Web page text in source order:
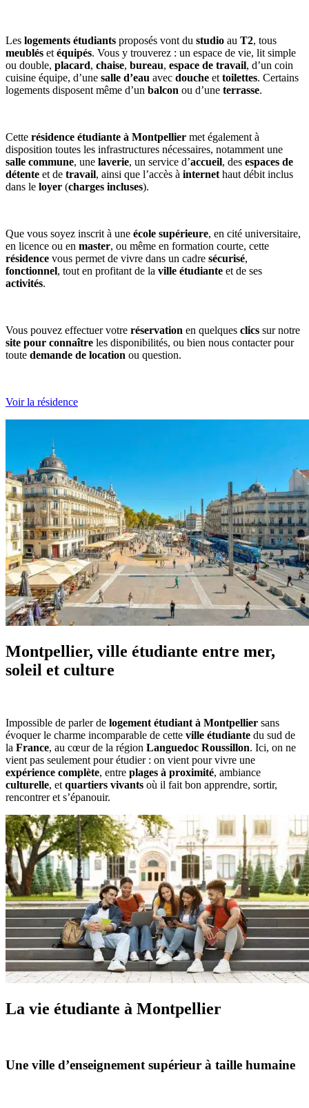
Les logements étudiants proposés vont du studio au T2, tous
meublés etéquipés. Vous y trouverez : un espace de vie, lit simple
ou double, placard, chaise, bureau, espace de travail, d’un coin
cuisine équipe, d’une salle d’eau avec douche ettoilettes. Certains
logements disposent même d’un balcon ou d’une terrasse.
Cette résidence étudiante à Montpellier met également à
disposition toutes les infrastructures nécessaires, notamment une
salle commune, une laverie, un service d’accueil, des espaces de
détente et de travail, ainsi que l’accès à internethaut débit inclus
dans le loyer (charges incluses).
Que vous soyez inscrit à une école supérieure, en cité universitaire,
en licence ou en master, ou même en formation courte, cette
résidence vous permet de vivre dans un cadre sécurisé,
fonctionnel, tout en profitant de la ville étudiante et de ses
activités.
Vous pouvez effectuer votre réservation en quelques clics sur notre
site pour connaître les disponibilités, ou bien nous contacter pour
toute demande de location ou question.
Voir la résidence
Montpellier, ville étudiante entre mer,
soleil et culture
Impossible de parler de logement étudiant à Montpellier sans
évoquer le charme incomparable de cette ville étudiante du sud de
la France, au cœur de la région Languedoc Roussillon. Ici, on ne
vient pas seulement pour étudier : on vient pour vivre une
expérience complète, entre plages à proximité, ambiance
culturelle, et quartiers vivants où il fait bon apprendre, sortir,
rencontrer et s’épanouir.
La vie étudiante à Montpellier
Une ville d’enseignement supérieur à taille humaine